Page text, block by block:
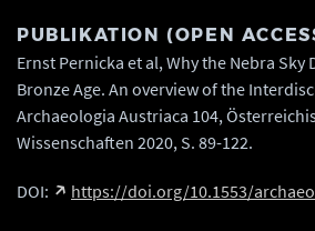
PUBLIKATION (OPEN
Ernst Pernicka et al, Why the Nebra Sky
Bronze Age. An overview of the
Archaeologia Austriaca 104,
Wissenschaften 2020, S. 89-122.
DOI: https://doi.org/10.1553/